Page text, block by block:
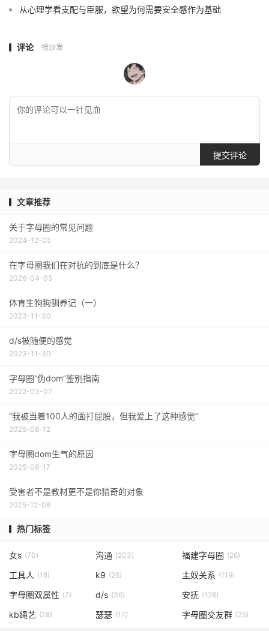
从心理学看支配与臣服，欲望为何需要安全感作为基础
评论 抢沙发
提交评论
文章推荐
关于字母圈的常见问题
2024-12-05
在字母圈我们在对抗的到底是什么？
2026-04-05
体育生狗狗驯养记（一）
2023-11-30
d/s被随便的感觉
2023-11-30
字母圈“伪dom”鉴别指南
2022-03-07
“我被当着100人的面打屁股，但我爱上了这种感觉”
2025-08-12
字母圈dom生气的原因
2025-08-17
受害者不是教材更不是你猎奇的对象
2025-12-08
热门标签
女s (70) 沟通 (203) 福建字母圈 (26)
工具人 (18) k9 (26) 主奴关系 (119)
字母圈双属性 (7) d/s (36) 安抚 (128)
kb绳艺 (28) 瑟瑟 (17) 字母圈交友群 (25)